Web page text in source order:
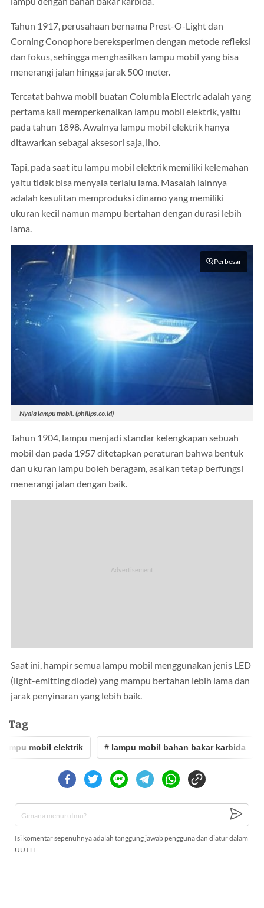
Tahun 1917, perusahaan bernama Prest-O-Light dan
Corning Conophore bereksperimen dengan metode refleksi
dan fokus, sehingga menghasilkan lampu mobil yang bisa
menerangi jalan hingga jarak 500 meter.
Tercatat bahwa mobil buatan Columbia Electric adalah yang
pertama kali memperkenalkan lampu mobil elektrik, yaitu
pada tahun 1898. Awalnya lampu mobil elektrik hanya
ditawarkan sebagai aksesori saja, lho.
Tapi, pada saat itu lampu mobil elektrik memiliki kelemahan
yaitu tidak bisa menyala terlalu lama. Masalah lainnya
adalah kesulitan memproduksi dinamo yang memiliki
ukuran kecil namun mampu bertahan dengan durasi lebih
lama.
Perbesar
Nyala lampu mobil. (philips.co.id)
Tahun 1904, lampu menjadi standar kelengkapan sebuah
mobil dan pada 1957 ditetapkan peraturan bahwa bentuk
dan ukuran lampu boleh beragam, asalkan tetap berfungsi
menerangi jalan dengan baik.
Saat ini, hampir semua lampu mobil menggunakan jenis LED
(light-emitting diode) yang mampu bertahan lebih lama dan
jarak penyinaran yang lebih baik.
Tag
mobil elektrik # lampu mobil bahan bakar karbida
Isi komentar sepenuhnya adalah tanggung jawab pengguna dan diatur dalam
UU ITE